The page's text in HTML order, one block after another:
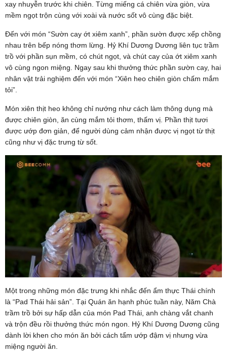
xay nhuyễn trước khi chiên. Từng miếng cá chiên vừa giòn, vừa
mềm ngọt trộn cùng với xoài và nước sốt vô cùng đặc biệt.
Đến với món “Sườn cay ớt xiêm xanh”, phần sườn được xếp chồng
nhau trên bếp nóng thơm lừng. Hỷ Khí Dương Dương liên tục trầm
trồ với phần sụn mềm, có chút ngọt, và chút cay của ớt xiêm xanh
vô cùng ngon miệng. Ngay sau khi thưởng thức phần sườn cay, hai
nhân vật trải nghiệm đến với món “Xiên heo chiên giòn chấm mắm
tỏi”.
Món xiên thịt heo không chỉ nướng như cách làm thông dụng mà
được chiên giòn, ăn cùng mắm tỏi thơm, thấm vị. Phần thịt tươi
được ướp đơn giản, để người dùng cảm nhận được vị ngọt từ thịt
cũng như vị đặc trưng từ sốt.
Một trong những món đặc trưng khi nhắc đến ẩm thực Thái chính
là “Pad Thái hải sản”. Tại Quán ăn hạnh phúc tuần này, Năm Chà
trầm trồ bởi sự hấp dẫn của món Pad Thái, anh chàng vắt chanh
và trộn đều rồi thưởng thức món ngon. Hỷ Khí Dương Dương cũng
dành lời khen cho món ăn bởi cách tẩm ướp đậm vị nhưng vừa
miệng người ăn.